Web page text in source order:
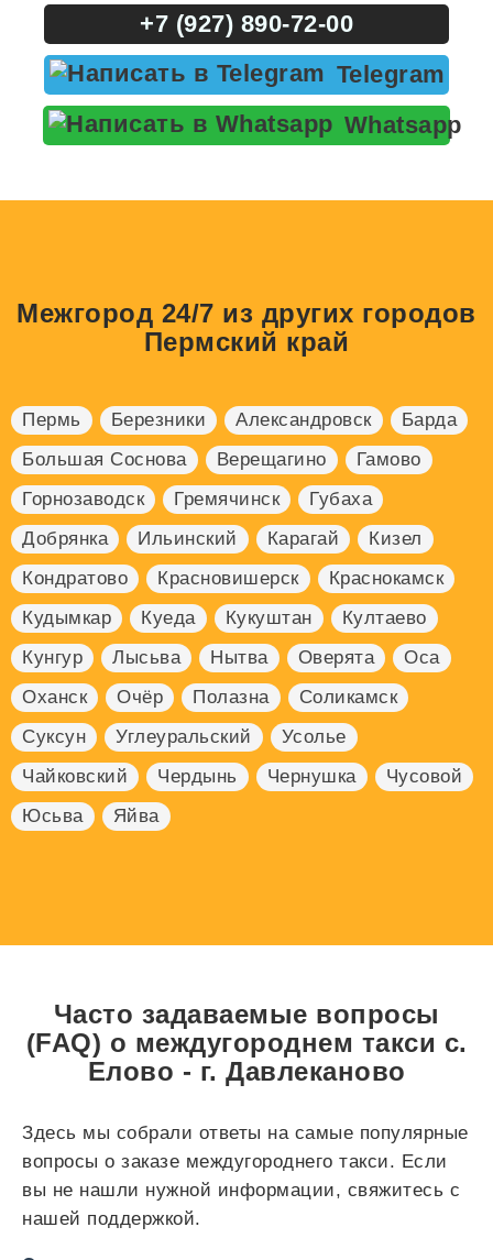
+7 (927) 890-72-00
Telegram
Whatsapp
Межгород 24/7 из других городов
Пермский край
Пермь Березники Александровск
Барда
Большая Соснова
Верещагино
Гамово
Горнозаводск
Гремячинск
Губаха
Добрянка
Ильинский Карагай
Кизел
Кондратово
Красновишерск
Краснокамск
Кудымкар
Куеда Кукуштан
Култаево
Кунгур
Лысьва Нытва Оверята
Оса
Оханск
Очёр Полазна
Соликамск
Суксун
Углеуральский
Усолье
Чайковский
Чердынь Чернушка
Чусовой
Юсьва
Яйва
Часто задаваемые вопросы
(FAQ) о междугороднем такси с.
Елово - г. Давлеканово
Здесь мы собрали ответы на самые популярные
вопросы о заказе междугороднего такси. Если
вы не нашли нужной информации, свяжитесь с
нашей поддержкой.